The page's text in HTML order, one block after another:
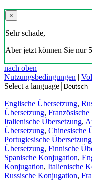
×
Sehr schade,
Aber jetzt können Sie nur
nach oben
Nutzungsbedingungen |
Select a language
Englische Übersetzung,
Übersetzung,
Italienische Übersetzung,
Übersetzung, Chinesische
Portugiesische Übersetzung
Übersetzung, Finnische
Spanische Konjugation,
Konjugation, Italienische
Russische Konjugation,